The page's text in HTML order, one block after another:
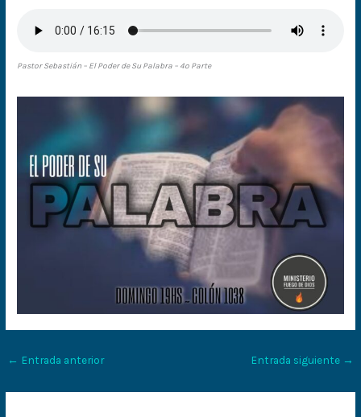
Pastor Sebastián – El Poder de Su Palabra – 4º Parte
← Entrada anterior Entrada siguiente →